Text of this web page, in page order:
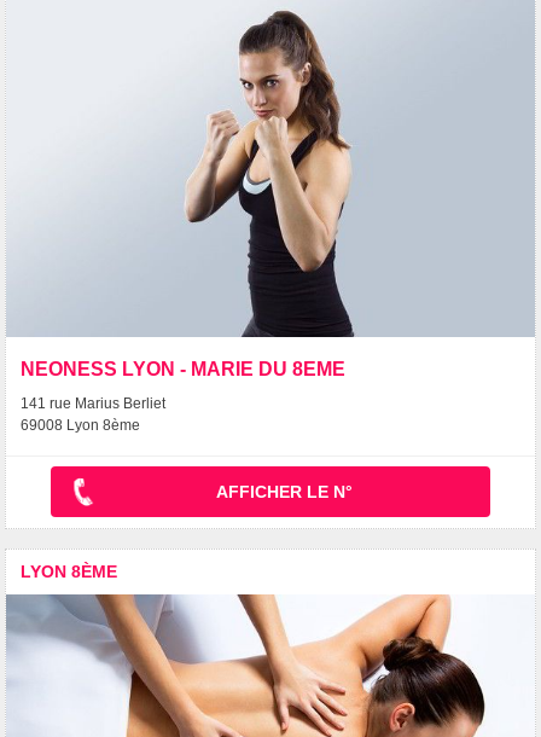
NEONESS LYON - MARIE DU 8EME
141 rue Marius Berliet
69008 Lyon 8ème
AFFICHER LE N°
LYON 8ÈME